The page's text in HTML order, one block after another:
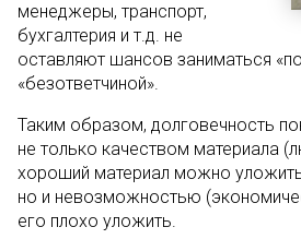
менеджеры, транспорт,
бухгалтерия и т.д. не
оставляют шансов заниматься
«безответчиной».
Таким образом, долговечность
не только качеством материала
хороший материал можно уложить
но и невозможностью
его плохо уложить.